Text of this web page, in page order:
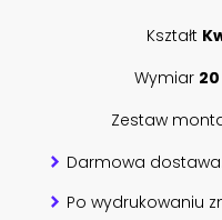
Kształt
Wymiar
Zestaw
Darmowa dostawa.
Po wydrukowaniu